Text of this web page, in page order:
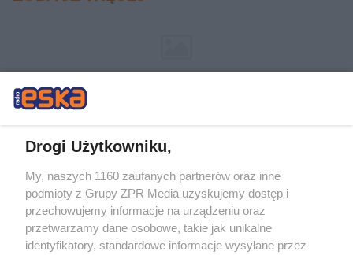
Drogi Użytkowniku,
My, naszych 1160 zaufanych partnerów oraz inne
podmioty z Grupy ZPR Media uzyskujemy dostęp i
przechowujemy informacje na urządzeniu oraz
przetwarzamy dane osobowe, takie jak unikalne
identyfikatory, standardowe informacje wysyłane przez